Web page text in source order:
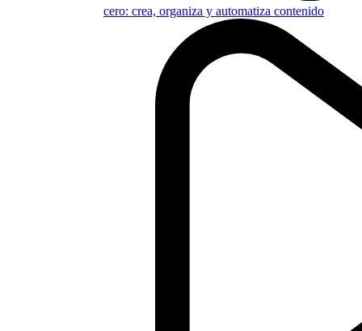
cero: crea, organiza y automatiza contenido